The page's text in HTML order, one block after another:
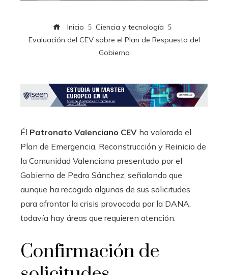
Inicio
Ciencia y tecnología
Evaluación del CEV sobre el Plan de Respuesta del
Gobierno
Él Patronato Valenciano CEV ha valorado el
Plan de Emergencia, Reconstrucción y Reinicio de
la Comunidad Valenciana presentado por el
Gobierno de Pedro Sánchez, señalando que
aunque ha recogido algunas de sus solicitudes
para afrontar la crisis provocada por la DANA,
todavía hay áreas que requieren atención.
Confirmación de